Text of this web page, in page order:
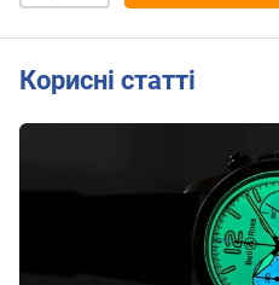
Корисні статті